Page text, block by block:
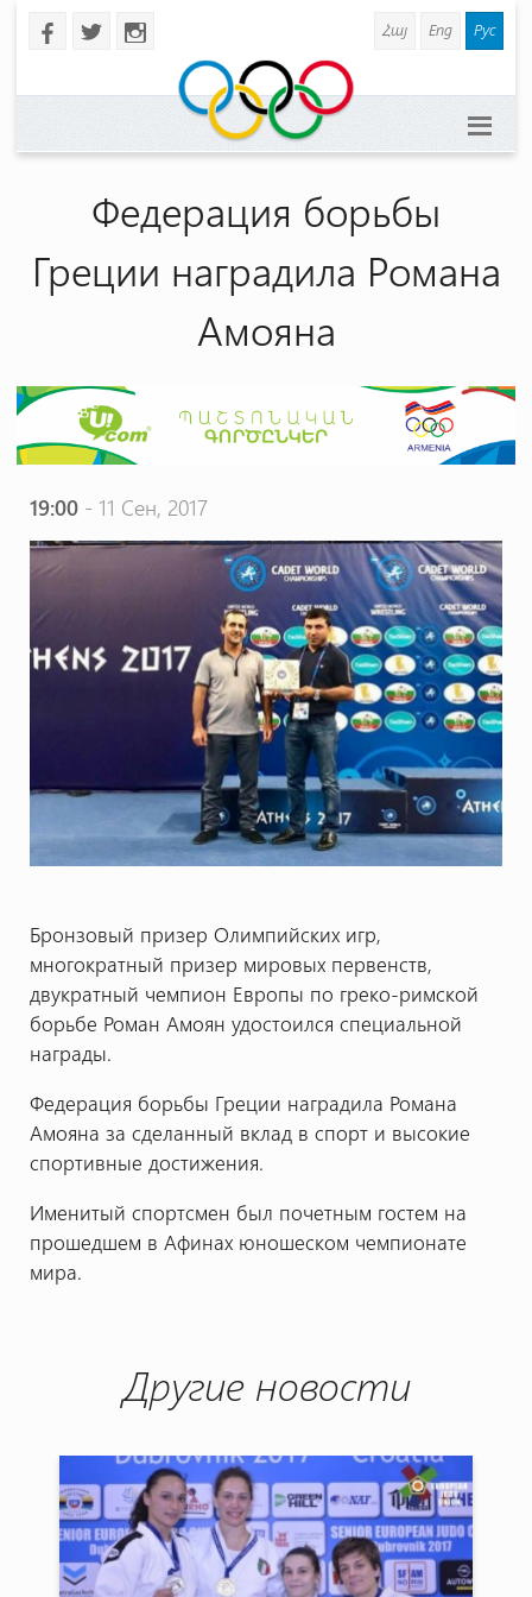
b a x Հայ Eng Рус
Федерация борьбы
Греции наградила Романа
Амояна
19:00- 11 Сен, 2017
Бронзовый призер Олимпийских игр,
многократный призер мировых первенств,
двукратный чемпион Европы по греко-римской
борьбе Роман Амоян удостоился специальной
награды.
Федерация борьбы Греции наградила Романа
Амояна за сделанный вклад в спорт и высокие
спортивные достижения.
Именитый спортсмен был почетным гостем на
прошедшем в Афинах юношеском чемпионате
мира.
Другие новости